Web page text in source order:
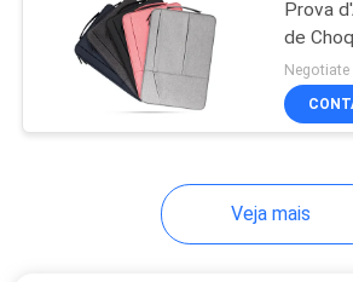
Neopreno
Prova
de
600D,
Negotiate
Veja mais